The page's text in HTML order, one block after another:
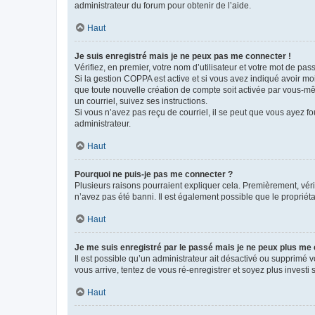
administrateur du forum pour obtenir de l’aide.
Haut
Je suis enregistré mais je ne peux pas me connecter !
Vérifiez, en premier, votre nom d’utilisateur et votre mot de
Si la gestion COPPA est active et si vous avez indiqué avoir
que toute nouvelle création de compte soit activée par vous-
un courriel, suivez ses instructions.
Si vous n’avez pas reçu de courriel, il se peut que vous ayez
administrateur.
Haut
Pourquoi ne puis-je pas me connecter ?
Plusieurs raisons pourraient expliquer cela. Premièrement,
n’avez pas été banni. Il est également possible que le
Haut
Je me suis enregistré par le passé mais je ne peux plus me
Il est possible qu’un administrateur ait désactivé ou
vous arrive, tentez de vous ré-enregistrer et soyez plus investi
Haut